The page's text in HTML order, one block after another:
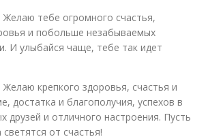
тебе огромного счастья,
и побольше незабываемых
И улыбайся чаще, тебе так идет
крепкого здоровья, счастья и
достатка и благополучия, успехов в
друзей и отличного настроения. Пусть
светятся от счастья!